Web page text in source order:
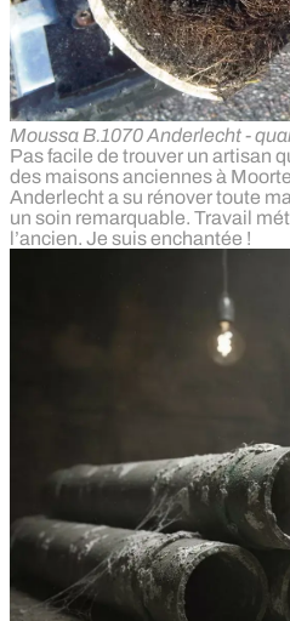
Moussa B.1070 Anderlecht -
Pas facile de trouver un artisan
des maisons anciennes à
Anderlecht a su rénover toute
un soin remarquable. Travail
l’ancien. Je suis enchantée !